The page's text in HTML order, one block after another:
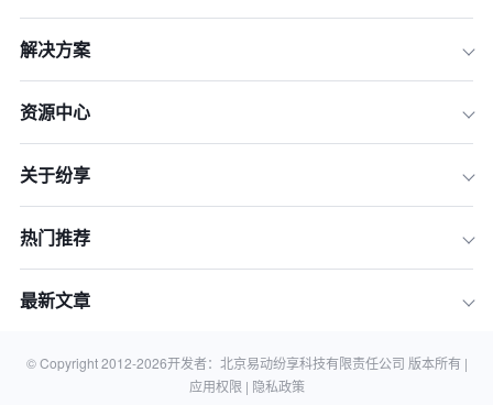
一、定义不同
五、影响范围不同
解决方案
资源中心
关于纷享
热门推荐
最新文章
© Copyright 2012-2026开发者：北京易动纷享科技有限责任公司 版本所有 |
应用权限 | 隐私政策